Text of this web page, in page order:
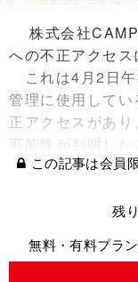
株式会社
への不正アクセス
これは4月2日
管理に使用して
正アクセスがあ
可能性が判明した
この記事は会員
残
無料・有料プラ